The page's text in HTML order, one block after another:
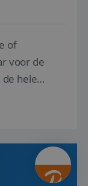
of
voor de
de hele
in de
te